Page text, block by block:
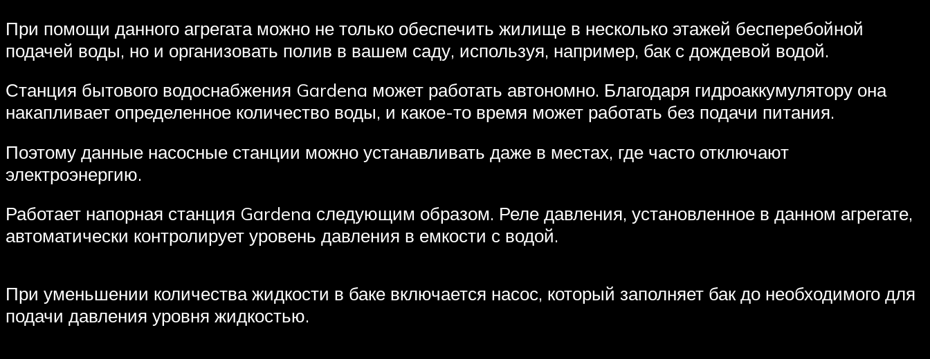
При помощи данного агрегата можно не только обеспечить жилище в несколько этажей бесперебойной
подачей воды, но и организовать полив в вашем саду, используя, например, бак с дождевой водой.
Станция бытового водоснабжения Gardena может работать автономно. Благодаря гидроаккумулятору она
накапливает определенное количество воды, и какое-то время может работать без подачи питания.
Поэтому данные насосные станции можно устанавливать даже в местах, где часто отключают
электроэнергию.
Работает напорная станция Gardena следующим образом. Реле давления, установленное в данном агрегате,
автоматически контролирует уровень давления в емкости с водой.
При уменьшении количества жидкости в баке включается насос, который заполняет бак до необходимого для
подачи давления уровня жидкостью.